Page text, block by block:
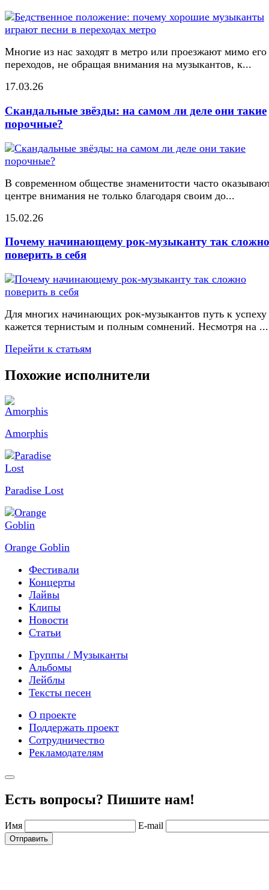
Многие из нас заходят в метро или проезжают мимо его
переходов, не обращая внимания на музыкантов, к...
17.03.26
Скандальные звёзды: на самом ли деле они такие
порочные?
В современном обществе знаменитости часто
центре внимания не только благодаря своим до...
15.02.26
Почему начинающему рок-музыканту так сложно
поверить в себя
Для многих начинающих рок-музыкантов путь к успеху
кажется тернистым и полным сомнений. Несмотря на ...
Перейти к статьям
Похожие исполнители
Amorphis
Paradise Lost
Orange Goblin
Фестивали
Концерты
Лайвы
Клипы
Новости
Статьи
Группы / Музыканты
Альбомы
Лейблы
Тексты песен
О проекте
Поддержать проект
Сотрудничество
Рекламодателям
Есть вопросы? Пишите нам!
Имя E-mail